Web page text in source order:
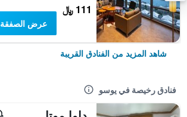
111 ﷼
عرض الصفقة
شاهد المزيد من الفنادق القريبة
فنادق رخيصة في يوسو